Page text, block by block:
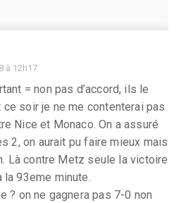
à 12h17
= non pas d’accord, ils le
ce soir je ne me contenterai pas
Nice et Monaco. On a assuré
2, on aurait pu faire mieux mais
Là contre Metz seule la victoire
93eme minute.
? on ne gagnera pas 7-0 non